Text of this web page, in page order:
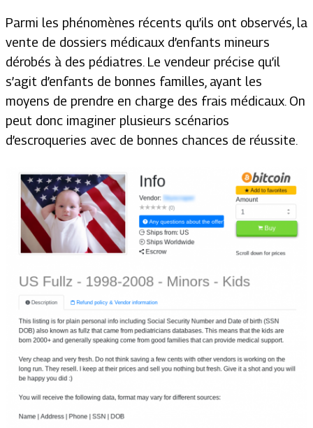
Parmi les phénomènes récents qu’ils ont observés, la
vente de dossiers médicaux d’enfants mineurs
dérobés à des pédiatres. Le vendeur précise qu’il
s’agit d’enfants de bonnes familles, ayant les
moyens de prendre en charge des frais médicaux. On
peut donc imaginer plusieurs scénarios
d’escroqueries avec de bonnes chances de réussite.